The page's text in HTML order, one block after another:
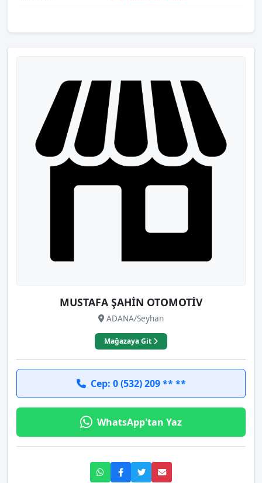
MUSTAFA ŞAHİN OTOMOTİV
ADANA/Seyhan
Mağazaya Git
Cep: 0 (532) 209 ** **
WhatsApp'tan Yaz